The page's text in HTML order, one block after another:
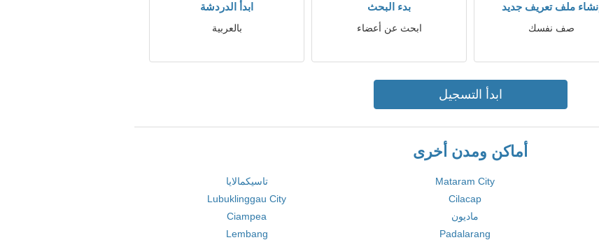
إنشاء ملف تعريف جديد
صف نفسك
بدء البحث
ابحث عن أعضاء
ابدأ الدردشة
بالعربية
ابدأ التسجيل
أماكن ومدن أخرى
Mataram City
تاسيكمالايا
Cilacap
Lubuklinggau City
ماديون
Ciampea
Padalarang
Lembang